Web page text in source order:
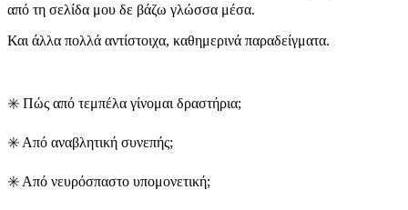
από τη σελίδα μου δε βάζω γλώσσα μέσα.
Και άλλα πολλά αντίστοιχα, καθημερινά παραδείγματα.
✳️ Πώς από τεμπέλα γίνομαι δραστήρια;
✳️ Από αναβλητική συνεπής;
✳️ Από νευρόσπαστο υπομονετική;